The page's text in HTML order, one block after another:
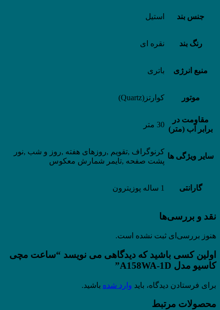
جنس بند استیل
رنگ بند نقره ای
منبع انرژی باتری
موتور کوارتز(Quartz)
مقاومت در
برابر آب (متر)
30 متر
سایر ویژگی ها
کرنوگراف ,تقویم ,روزهای هفته ,روز و شب ,نور
پشت صفحه ,تایمر شمارش معکوس
گارانتی 1 ساله پوزیترون
نقد و بررسی‌ها
هنوز بررسی‌ای ثبت نشده است.
اولین کسی باشید که دیدگاهی می نویسد “ساعت مچی
کاسیو مدل A158WA-1D”
برای فرستادن دیدگاه، باید وارد شده باشید.
محصولات مرتبط